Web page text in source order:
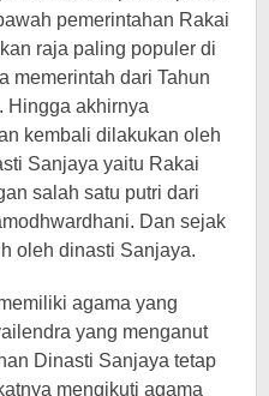
pemerintahan Rakai
raja paling populer di
memerintah dari Tahun
Hingga akhirnya
kembali dilakukan oleh
Sanjaya yaitu Rakai
salah satu putri dari
Dan sejak
oleh dinasti Sanjaya.
agama yang
yang menganut
Dinasti Sanjaya tetap
mengikuti agama